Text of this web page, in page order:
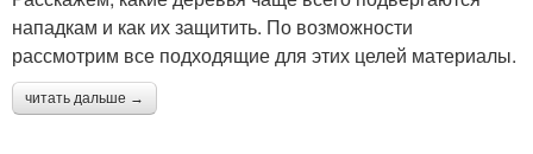
нападкам и как их защитить. По возможности
рассмотрим все подходящие для этих целей материалы.
читать дальше →